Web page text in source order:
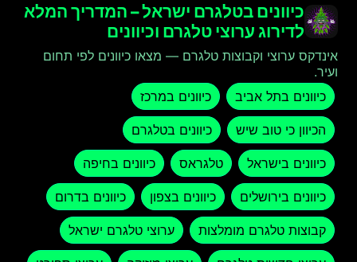
כיוונים בטלגרם ישראל – המדריך המלא
לדירוג ערוצי טלגרם וכיוונים
אינדקס ערוצי וקבוצות טלגרם — מצאו כיוונים לפי תחום
ועיר.
כיוונים בתל אביב
כיוונים במרכז
הכיוון כי טוב שיש כיוונים בטלגרם
כיוונים בישראל טלגראס כיוונים בחיפה
כיוונים בירושלים כיוונים בצפון כיוונים בדרום
קבוצות טלגרם מומלצות ערוצי טלגרם ישראל